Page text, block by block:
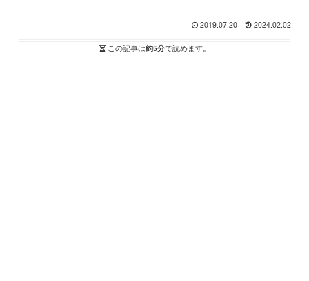
2019.07.20 2024.02.02
この記事は約5分で読めます。